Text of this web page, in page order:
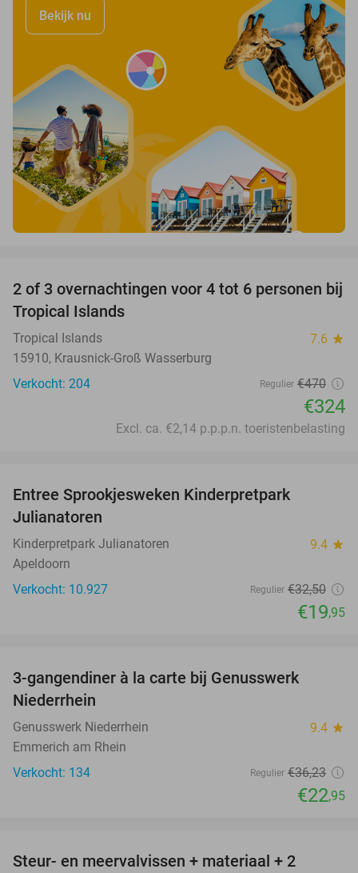
Bekijk nu
31%
2 of 3 overnachtingen voor 4 tot 6 personen bij
Tropical Islands
Tropical Islands 7.6 star
15910, Krausnick-Groß Wasserburg
Verkocht: 204
Regulier €470
€324
Excl. ca. €2,14 p.p.p.n. toeristenbelasting
Entree Sprookjesweken Kinderpretpark
Julianatoren
Kinderpretpark Julianatoren 9.4 star
Apeldoorn
Verkocht: 10.927
Regulier €32,50
€19,95
3-gangendiner à la carte bij Genusswerk
Niederrhein
Genusswerk Niederrhein 9.4 star
Emmerich am Rhein
Verkocht: 134
Regulier €36,23
€22,95
Steur- en meervalvissen + materiaal + 2